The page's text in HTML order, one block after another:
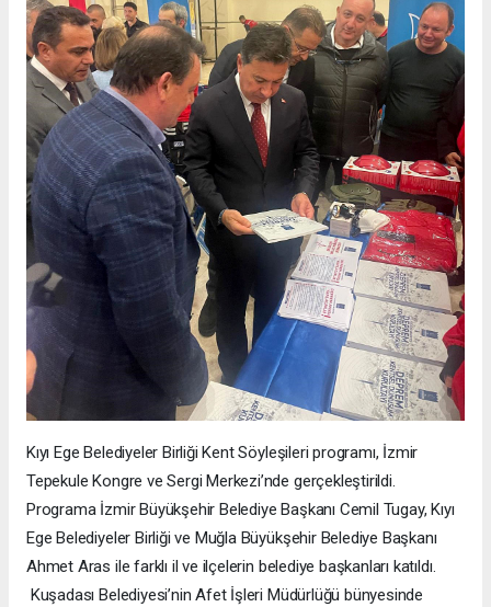
Kıyı Ege Belediyeler Birliği Kent Söyleşileri programı, İzmir
Tepekule Kongre ve Sergi Merkezi’nde gerçekleştirildi.
Programa İzmir Büyükşehir Belediye Başkanı Cemil Tugay, Kıyı
Ege Belediyeler Birliği ve Muğla Büyükşehir Belediye Başkanı
Ahmet Aras ile farklı il ve ilçelerin belediye başkanları katıldı.
Kuşadası Belediyesi’nin Afet İşleri Müdürlüğü bünyesinde